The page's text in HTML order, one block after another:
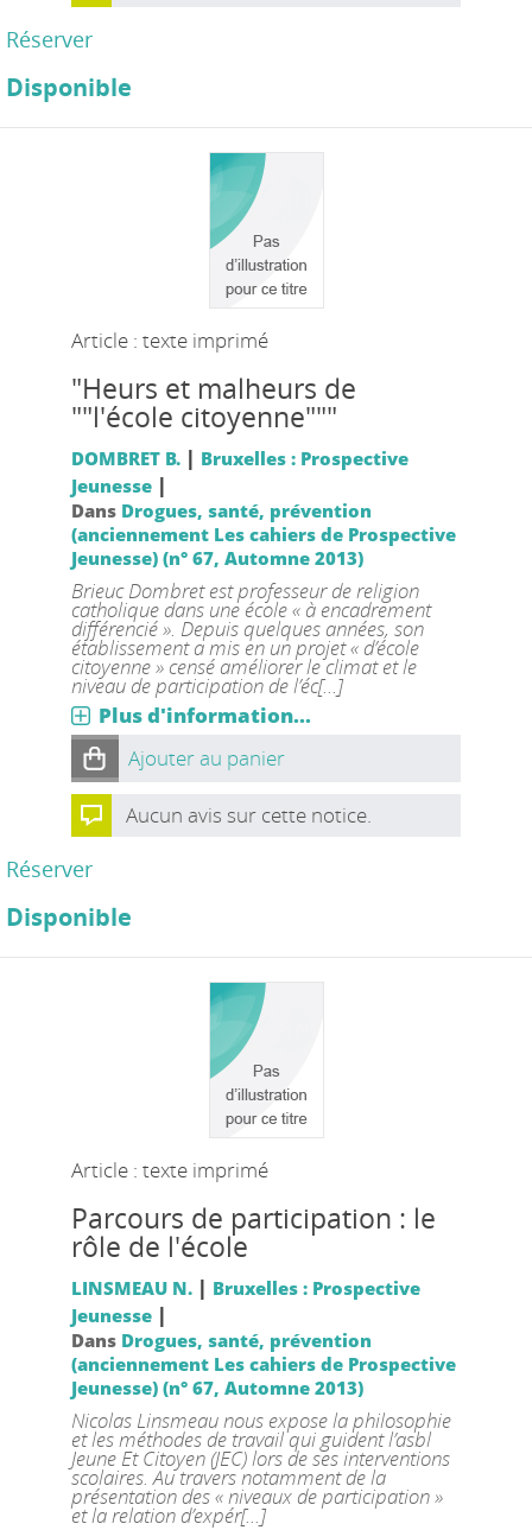
Réserver
Disponible
Article : texte imprimé
"Heurs et malheurs de
""l'école citoyenne"""
DOMBRET B. | Bruxelles : Prospective
Jeunesse|
Dans Drogues, santé, prévention
(anciennement Les cahiers de Prospective
Jeunesse) (n° 67, Automne 2013)
Brieuc Dombret est professeur de religion
catholique dans une école « à encadrement
différencié ». Depuis quelques années, son
établissement a mis en un projet « d’école
citoyenne » censé améliorer le climat et le
niveau de participation de l’éc[...]
Plus d'information...
Ajouter au panier
Aucun avis sur cette notice.
Réserver
Disponible
Article : texte imprimé
Parcours de participation : le
rôle de l'école
LINSMEAU N. | Bruxelles : Prospective
Jeunesse|
Dans Drogues, santé, prévention
(anciennement Les cahiers de Prospective
Jeunesse) (n° 67, Automne 2013)
Nicolas Linsmeau nous expose la philosophie
et les méthodes de travail qui guident l’asbl
Jeune Et Citoyen (JEC) lors de ses interventions
scolaires. Au travers notamment de la
présentation des « niveaux de participation »
et la relation d’expér[...]